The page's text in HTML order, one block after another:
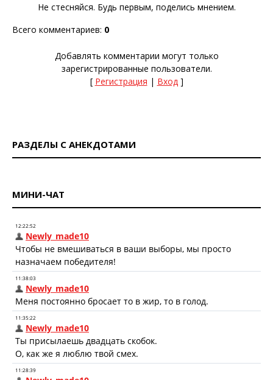
Не стесняйся. Будь первым, поделись мнением.
Всего комментариев: 0
Добавлять комментарии могут только
зарегистрированные пользователи.
[ Регистрация | Вход]
РАЗДЕЛЫ С АНЕКДОТАМИ
МИНИ-ЧАТ